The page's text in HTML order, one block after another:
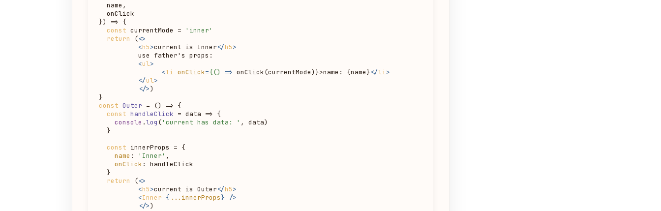
  name,
  onClick
}) => {
const currentMode =
'inner'
return
(<>
<h5>current is Inner</h5>
          use father's props:
<ul>
<li onClick={() => onClick(currentMode)}>name: {name}</li>
</ul>
</>)
const Outer = () => {
const handleClick = data => {
console .log ('current has data: ' , data)
  }
const innerProps = {
name : 'Inner' ,
onClick : handleClick
  }
return
(<>
<h5>current is Outer</h5>
<Inner { ...innerProps} />
</>)